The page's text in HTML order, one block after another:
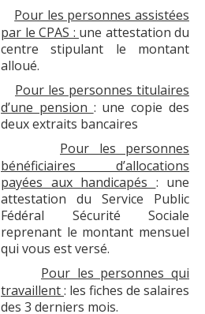
Pour les personnes assistées
par le CPAS : une attestation du
centre stipulant le montant
alloué.
Pour les personnes titulaires
d’une pension : une copie des
deux extraits bancaires
Pour les personnes
bénéficiaires d’allocations
payées aux handicapés : une
attestation du Service Public
Fédéral Sécurité Sociale
reprenant le montant mensuel
qui vous est versé.
Pour les personnes qui
travaillent: les fiches de salaires
des 3 derniers mois.